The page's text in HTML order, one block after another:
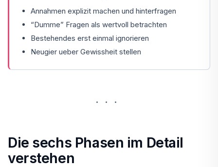
Annahmen explizit machen und hinterfragen
“Dumme” Fragen als wertvoll betrachten
Bestehendes erst einmal ignorieren
Neugier ueber Gewissheit stellen
···
Die sechs Phasen im Detail
verstehen